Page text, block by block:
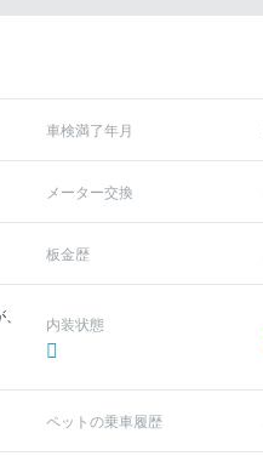
車検満了年月
メーター交換
板金歴
内装状態
ペットの乗車履歴